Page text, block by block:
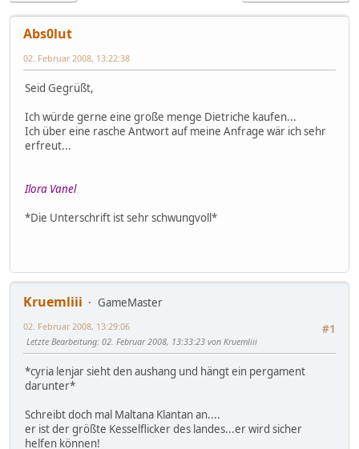
Abs0lut
02. Februar 2008, 13:22:38
Seid Gegrüßt,
Ich würde gerne eine große menge Dietriche kaufen...
Ich über eine rasche Antwort auf meine Anfrage wär ich sehr
erfreut...
Ilora Vanel
*Die Unterschrift ist sehr schwungvoll*
Kruemliii
GameMaster
#1
02. Februar 2008, 13:29:06
Letzte Bearbeitung: 02. Februar 2008, 13:33:23 von Kruemliii
*cyria lenjar sieht den aushang und hängt ein pergament
darunter*
Schreibt doch mal Maltana Klantan an....
er ist der größte Kesselflicker des landes...er wird sicher
helfen können!